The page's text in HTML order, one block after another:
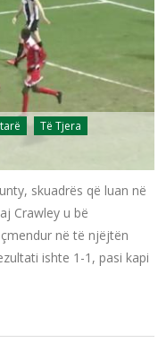
Të Tjera
skuadrës që luan në
Crawley u bë
në të njëjtën
ishte 1-1, pasi kapi